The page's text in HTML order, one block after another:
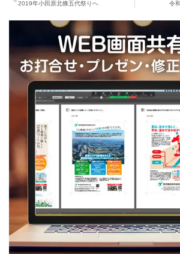
e
b
o
o
k
t
t
e
r
t
r
2019年小田原北條五代祭りへ 令